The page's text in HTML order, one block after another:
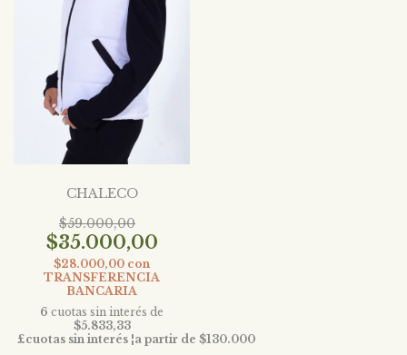
CHALECO
$59.000,00
$35.000,00
$28.000,00 con
TRANSFERENCIA
BANCARIA
6 cuotas sin interés de
$5.833,33